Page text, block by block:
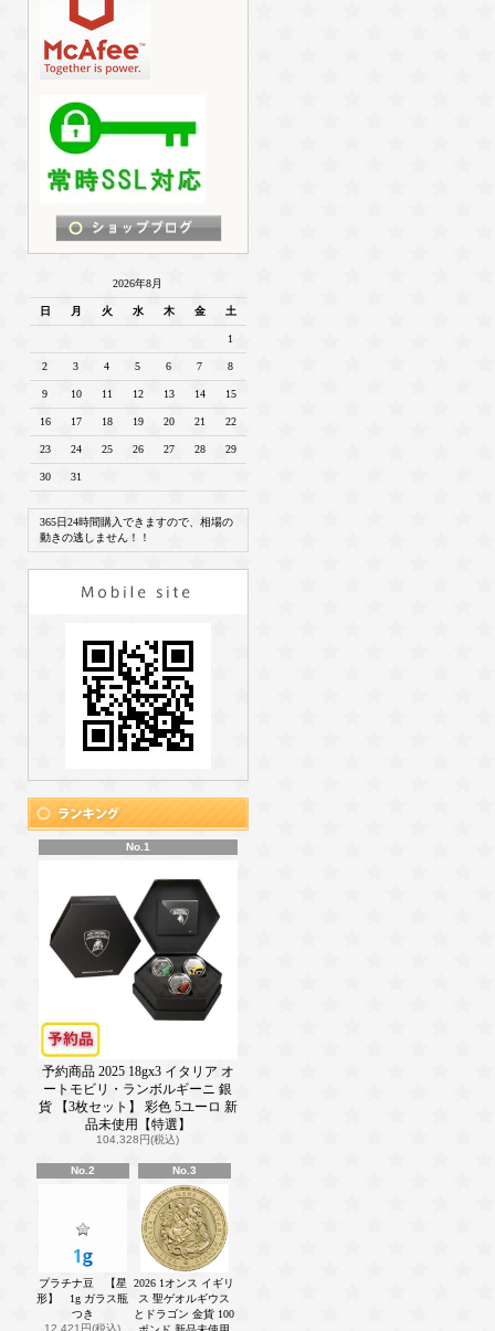
2026年8月
日 月 火 水 木 金 土
1
2 3 4 5 6 7 8
9 10 11 12 13 14 15
16 17 18 19 20 21 22
23 24 25 26 27 28 29
30 31
365日24時間購入できますので、相場の
動きの逃しません！！
No.1
予約商品 2025 18gx3 イタリア オ
ートモビリ・ランボルギーニ 銀
貨 【3枚セット】 彩色 5ユーロ 新
品未使用【特選】
104,328円(税込)
No.2
プラチナ豆 【星
形】 1g ガラス瓶
つき
12,421円(税込)
No.3
2026 1オンス イギリ
ス 聖ゲオルギウス
とドラゴン 金貨 100